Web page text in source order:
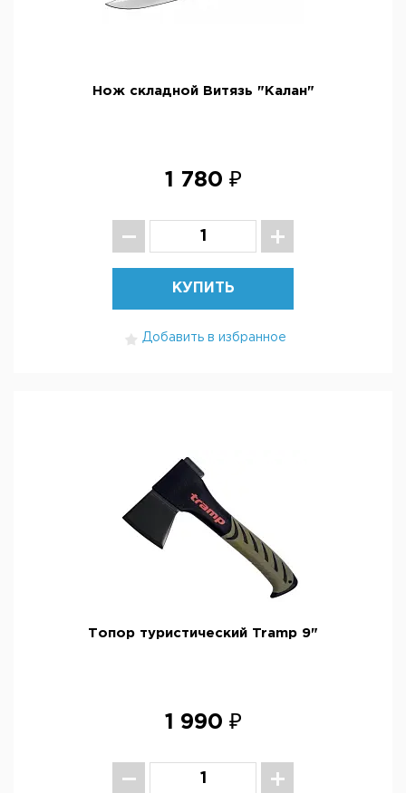
Нож складной Витязь "Калан"
1 780 ₽
КУПИТЬ
Добавить в избранное
Топор туристический Tramp 9"
1 990 ₽